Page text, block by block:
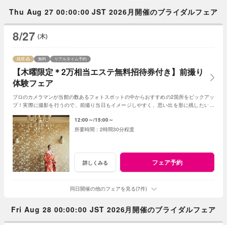
Thu Aug 27 00:00:00 JST 2026月開催のブライダルフェア
8/27 (木)
【木曜限定＊2万相当エステ無料招待券付き】前撮り
体験フェア
残席 無料 リアルタイム予約
プロのカメラマンが当館の数あるフォトスポットの中からおすすめの2箇所をピックアッ
プ！実際に撮影を行うので、前撮り当日もイメージしやすく、思い出を形に残したい方
12:00～ 15:00～
2時間30分程度
詳しくみる フェア予約
同日開催の他のフェアを見る(7件)
Fri Aug 28 00:00:00 JST 2026月開催のブライダルフェア